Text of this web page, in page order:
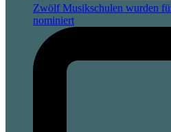
Zwölf Musikschulen wurden
nominiert